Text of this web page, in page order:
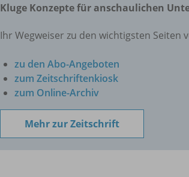
Kluge Konzepte für anschaulichen
Ihr Wegweiser zu den wichtigsten Seiten
zu den Abo-Angeboten
zum Zeitschriftenkiosk
zum Online-Archiv
Mehr zur Zeitschrift